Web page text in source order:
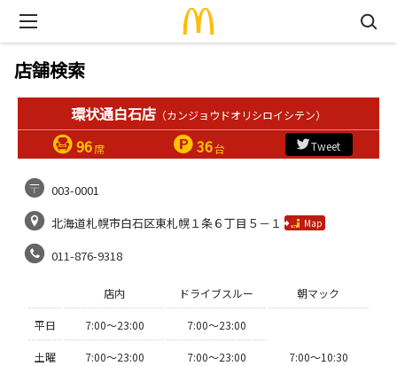
店舗検索
環状通白石店 （カンジョウドオリシロイシテン）
96席 36台 Tweet
003-0001
北海道札幌市白石区東札幌１条６丁目５－１
Map
011-876-9318
店内 ドライブスルー 朝マック
平日 7:00〜23:00 7:00〜23:00
7:00〜10:30
土曜 7:00〜23:00 7:00〜23:00